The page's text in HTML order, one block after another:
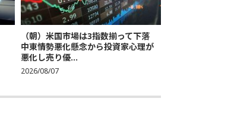
（朝）米国市場は3指数揃って下落
中東情勢悪化懸念から投資家心理が
悪化し売り優...
2026/08/07